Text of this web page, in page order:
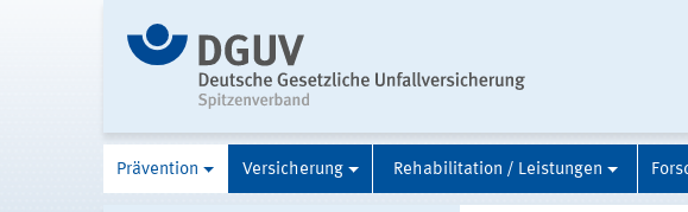
Prävention Versicherung Rehabilitation / Leistungen